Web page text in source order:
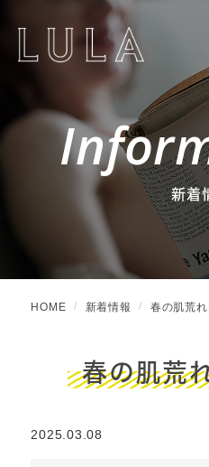
新着
HOME 新着情報 春の肌荒
春の肌荒
2025.03.08